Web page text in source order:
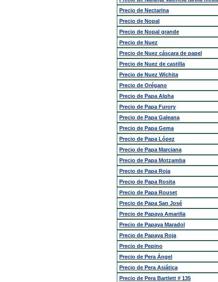
Precio de Nectarina
Precio de Nopal
Precio de Nopal grande
Precio de Nuez
Precio de Nuez cáscara de papel
Precio de Nuez de castilla
Precio de Nuez Wichita
Precio de Orégano
Precio de Papa Alpha
Precio de Papa Furory
Precio de Papa Galeana
Precio de Papa Gema
Precio de Papa López
Precio de Papa Marciana
Precio de Papa Motzamba
Precio de Papa Roja
Precio de Papa Rosita
Precio de Papa Rouset
Precio de Papa San José
Precio de Papaya Amarilla
Precio de Papaya Maradol
Precio de Papaya Roja
Precio de Pepino
Precio de Pera Ángel
Precio de Pera Asiática
Precio de Pera Bartlett # 135